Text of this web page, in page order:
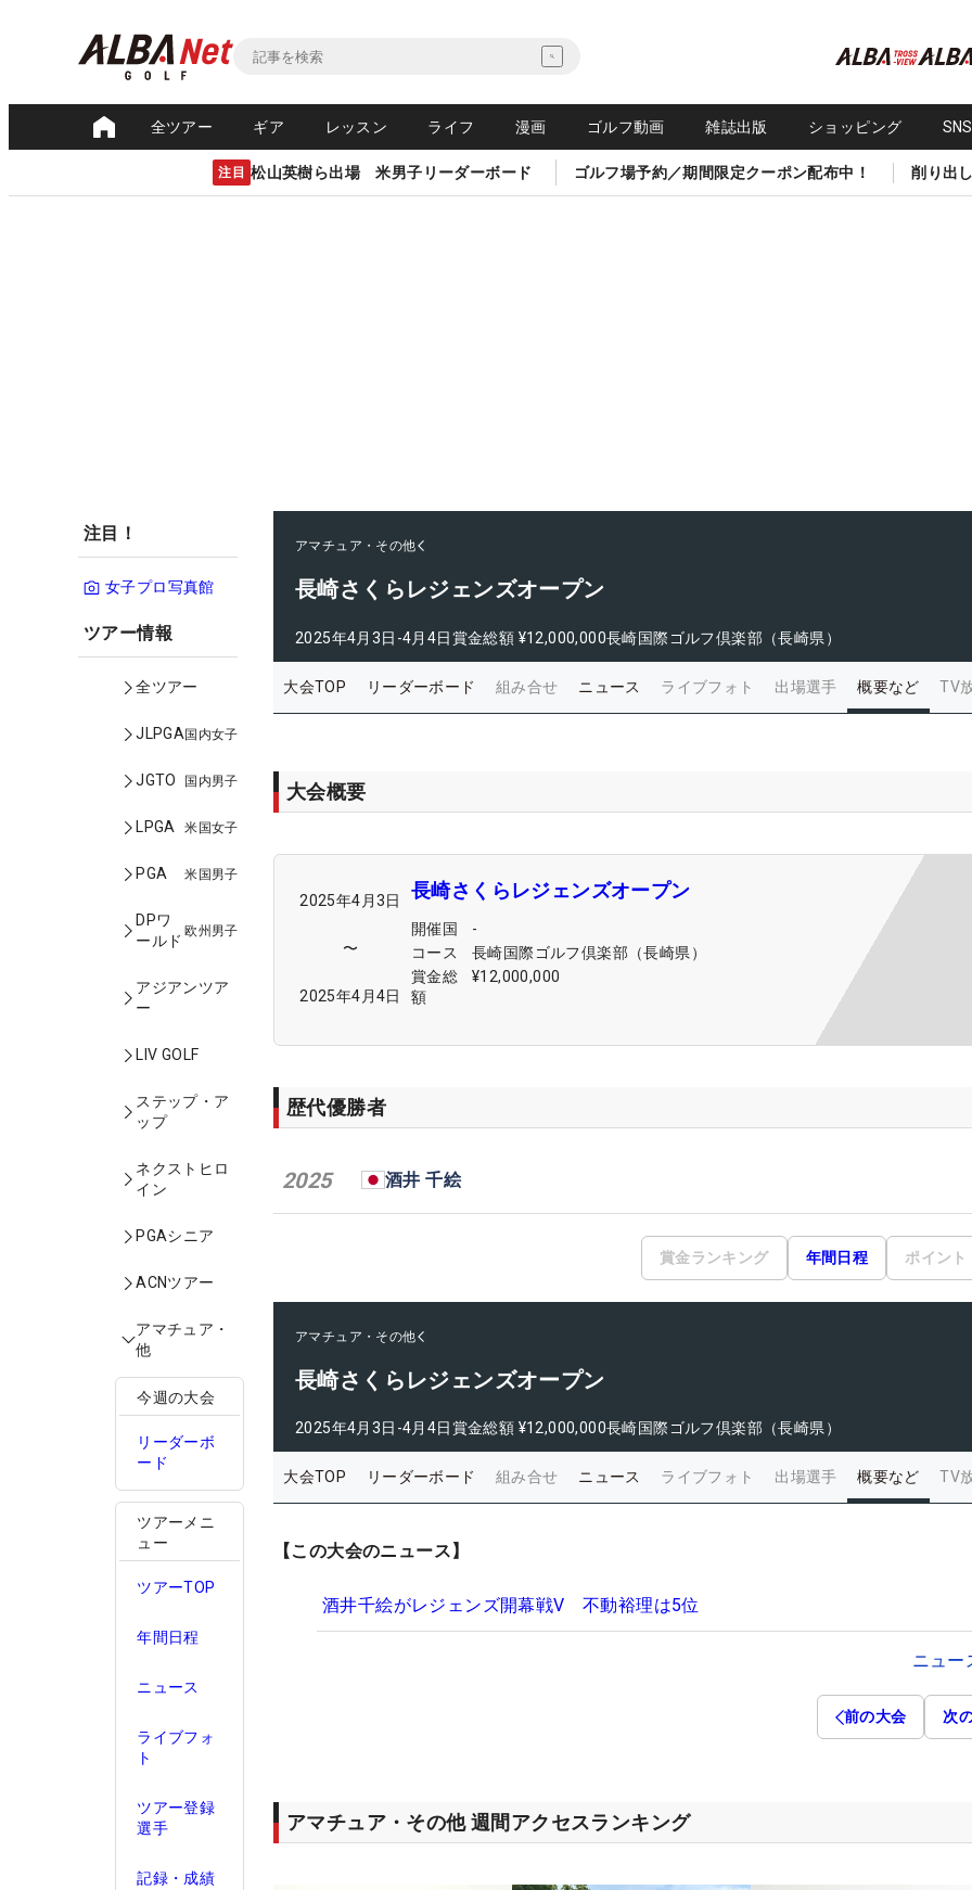
全ツアー ギア レッスン ライフ 漫画 ゴルフ動画 雑誌出版 ショッピング
注目 松山英樹ら出場 米男子リーダーボード ゴルフ場予約／期間限定クーポン配布中！ 削り出
注目！
女子プロ写真館
ツアー情報
全ツアー
JLPGA国内女子
JGTO 国内男子
LPGA 米国女子
PGA 米国男子
DPワ
ールド
欧州男子
アジアンツア
ー
LIV GOLF
ステップ・ア
ップ
ネクストヒロ
イン
PGAシニア
ACNツアー
アマチュア・
他
今週の大会
リーダーボ
ード
ツアーメニ
ュー
ツアーTOP
年間日程
ニュース
ライブフォ
ト
ツアー登録
選手
記録・成績
アマチュア・その他
長崎さくらレジェンズオープン
2025年4月3日-4月4日賞金総額 ¥12,000,000長崎国際ゴルフ倶楽部（長崎県）
大会TOP リーダーボード 組み合せ ニュース ライブフォト 出場選手 概要など TV
大会概要
2025年4月3日
〜
2025年4月4日
長崎さくらレジェンズオープン
開催国
-
コース
長崎国際ゴルフ倶楽部（長崎県）
賞金総
額
¥12,000,000
歴代優勝者
2025 酒井 千絵
賞金ランキング 年間日程 ポイント
アマチュア・その他
長崎さくらレジェンズオープン
2025年4月3日-4月4日賞金総額 ¥12,000,000長崎国際ゴルフ倶楽部（長崎県）
大会TOP リーダーボード 組み合せ ニュース ライブフォト 出場選手 概要など TV
【この大会のニュース】
酒井千絵がレジェンズ開幕戦V 不動裕理は5位
ニュー
前の大会 次
アマチュア・その他 週間アクセスランキング